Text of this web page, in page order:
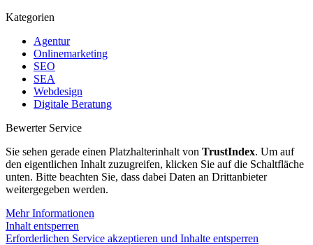
Kategorien
Agentur
Onlinemarketing
SEO
SEA
Webdesign
Digitale Beratung
Bewerter Service
Sie sehen gerade einen Platzhalterinhalt von TrustIndex. Um auf
den eigentlichen Inhalt zuzugreifen, klicken Sie auf die Schaltfläche
unten. Bitte beachten Sie, dass dabei Daten an Drittanbieter
weitergegeben werden.
Mehr Informationen
Inhalt entsperren
Erforderlichen Service akzeptieren und Inhalte entsperren